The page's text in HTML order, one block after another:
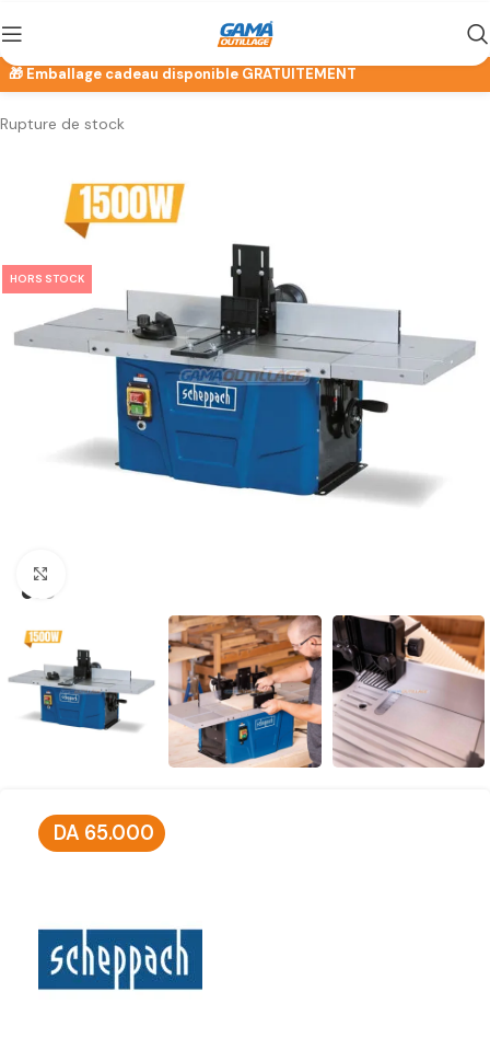
Rupture de stock
HORS STOCK
DA 65.000